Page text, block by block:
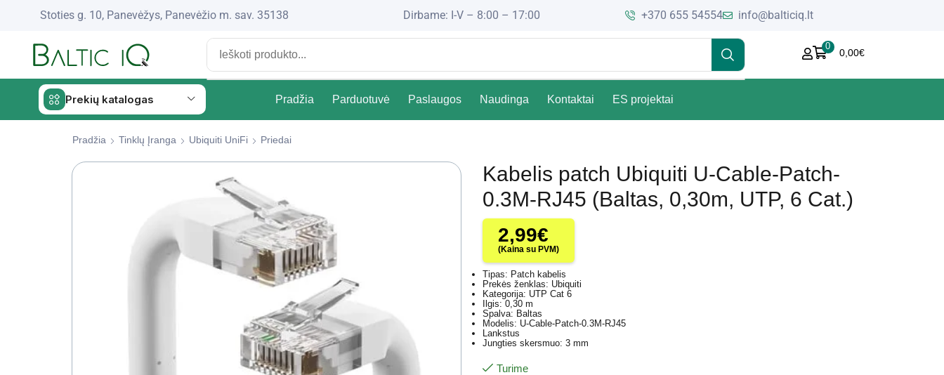
Stoties g. 10, Panevėžys, Panevėžio m. sav. 35138 Dirbame: I-V – 8:00 – 17:00 +370 655 54554 info@balticiq.lt
0
0,00€
Prekių katalogas Pradžia Parduotuvė Paslaugos Naudinga Kontaktai ES projektai
Pradžia Tinklų Įranga Ubiquiti UniFi Priedai
Kabelis patch Ubiquiti U-Cable-Patch-
0.3M-RJ45 (Baltas, 0,30m, UTP, 6 Cat.)
2,99€
(Kaina su PVM)
Tipas: Patch kabelis
Prekės ženklas: Ubiquiti
Kategorija: UTP Cat 6
Ilgis: 0,30 m
Spalva: Baltas
Modelis: U-Cable-Patch-0.3M-RJ45
Lankstus
Jungties skersmuo: 3 mm
Turime